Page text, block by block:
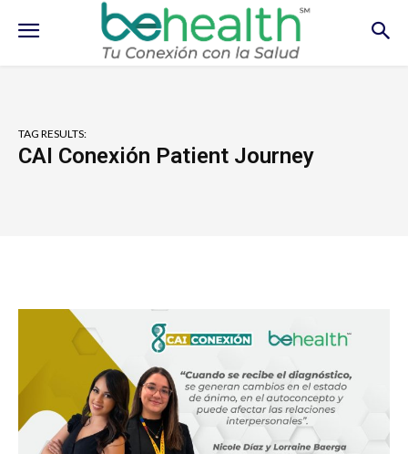
TAG RESULTS:
CAI Conexión Patient Journey